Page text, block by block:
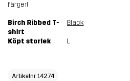
färger!
Birch Ribbed T-
shirt
Black
Köpt storlek L
Artikelnr 14274